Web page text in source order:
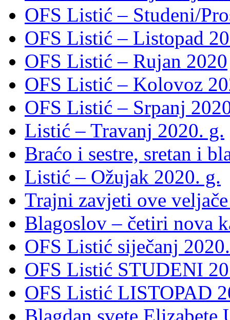
OFS Listić – Studeni/
OFS Listić – Listopad
OFS Listić – Rujan 2020
OFS Listić – Kolovoz
OFS Listić – Srpanj
Listić – Travanj 2020. g.
Braćo i sestre, sretan i
Listić – Ožujak 2020. g.
Trajni zavjeti ove
Blagoslov – četiri nova
OFS Listić siječanj
OFS Listić STUDENI
OFS Listić LISTOPAD
Blagdan svete